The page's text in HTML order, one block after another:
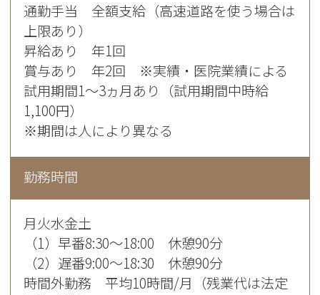
通勤手当 全額支給（高速道路を使う場合は
上限あり）
昇給あり 年1回
賞与あり 年2回 ※実績・医院業績による
試用期間1～3ヵ月あり（試用期間中時給
1,100円）
※期間は人により異なる
勤務時間
月火水金土
（1）早番8:30～18:00 休憩90分
（2）遅番9:00～18:30 休憩90分
時間外勤務 平均10時間/月（残業代は法定